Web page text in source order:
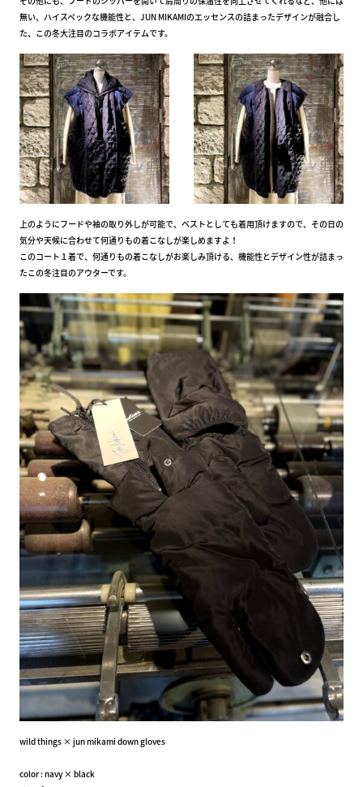
無い、ハイスペックな機能性と、JUN MIKAMIのエッセンスの詰まったデザインが融合し
た、この冬大注目のコラボアイテムです。
上のようにフードや袖の取り外しが可能で、ベストとしても着用頂けますので、その日の
気分や天候に合わせて何通りもの着こなしが楽しめますよ！
このコート１着で、何通りもの着こなしがお楽しみ頂ける、機能性とデザイン性が詰まっ
たこの冬注目のアウターです。
wild things × jun mikami down gloves
color : navy × black